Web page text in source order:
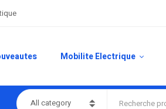
Mobilite Electrique
All category